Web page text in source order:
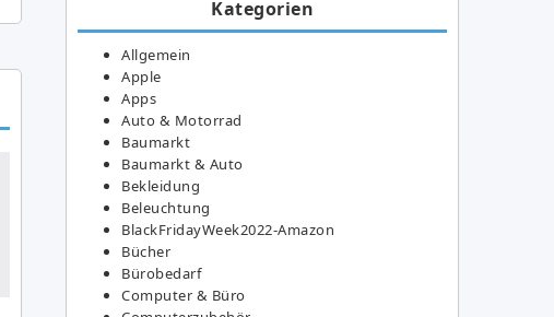
Kategorien
Allgemein
Apple
Apps
Auto & Motorrad
Baumarkt
Baumarkt & Auto
Bekleidung
Beleuchtung
BlackFridayWeek2022-Amazon
Bücher
Bürobedarf
Computer & Büro